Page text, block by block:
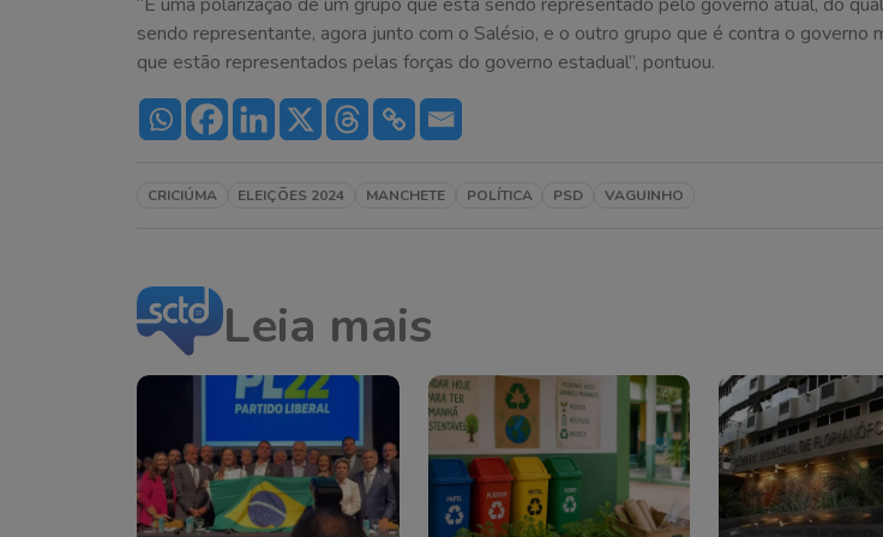
sendo representante, agora junto com o Salésio, e o outro grupo que é contra o governo
que estão representados pelas forças do governo estadual”, pontuou.
CRICIÚMA ELEIÇÕES 2024 MANCHETE POLÍTICA PSD VAGUINHO
Leia mais